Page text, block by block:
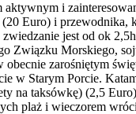
i
Euro) i przewodnika,
jest od ok
Związku Morskiego,
zarośniętym
w Starym Porcie.
na taksówkę) (2,5
plaż i wieczorem